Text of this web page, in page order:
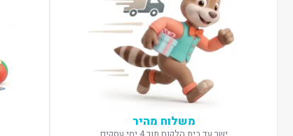
משלוח מהיר
ישר עד בית הלקוח תוך 4 ימי עסקים